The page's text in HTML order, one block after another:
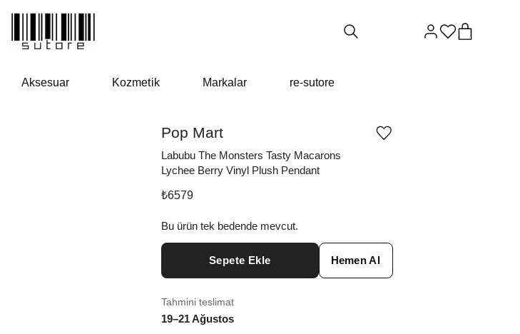
Aksesuar Kozmetik Markalar re-sutore
Pop Mart
Labubu The Monsters Tasty Macarons
Lychee Berry Vinyl Plush Pendant
Ürünü
₺6579
Bu ürün tek bedende mevcut.
Sepete Ekle Hemen Al
Tahmini teslimat
19–21 Ağustos